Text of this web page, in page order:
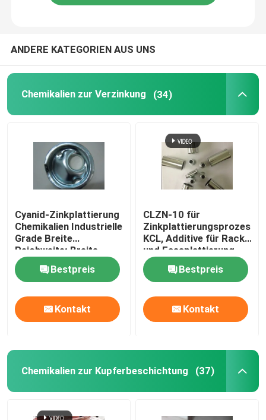
Fluorchemikalien
Elektroplattiergeräte
Beschichtungschemikalien
Chemikalien für die galvanische Beschichtung
Feinchemikalien
Chemikalien zur Legierungsbeschichtung
Neue Energiechemikalien
ANDERE KATEGORIEN AUS UNS
Chemikalien zur Verzinkung (34)
Cyanid-Zinkplattierung
Chemikalien Industrielle
Grade Breite
Reichweite; Breite
Reichweite; JZ-2
Bestpreis
Kontakt
CLZN-10 für
Zinkplattierungsprozess
KCL, Additive für Rack-
und Fassplattierung
Bestpreis
Kontakt
Chemikalien zur Kupferbeschichtung (37)